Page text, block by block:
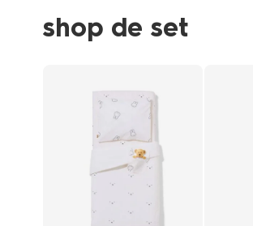
shop de set